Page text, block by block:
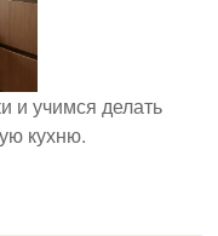
и учимся делать
кухню.